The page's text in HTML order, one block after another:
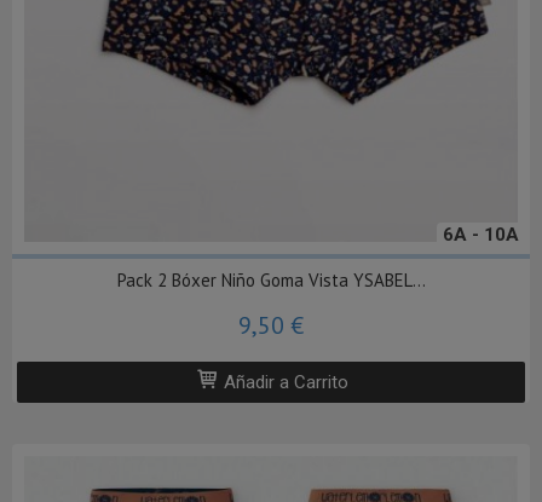
6A - 10A
Pack 2 Bóxer Niño Goma Vista YSABEL...
9,50 €
Añadir a Carrito